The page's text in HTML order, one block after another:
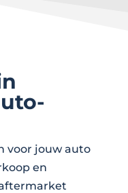
voor jouw auto
en